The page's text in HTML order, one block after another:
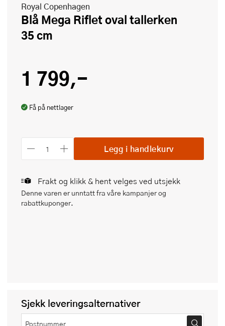
Royal Copenhagen
Blå Mega Riflet oval tallerken
35 cm
1 799,-
Få på nettlager
Legg i handlekurv
Frakt og klikk & hent velges ved utsjekk
Denne varen er unntatt fra våre kampanjer og
rabattkuponger.
Sjekk leveringsalternativer